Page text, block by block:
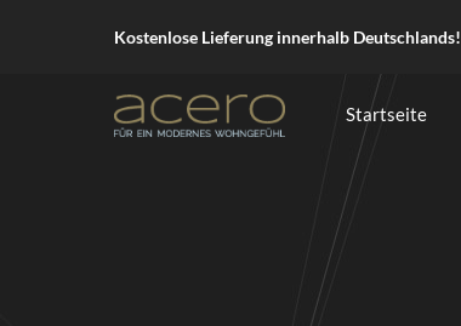
Kostenlose Lieferung innerhalb Deutschlands!
Startseite